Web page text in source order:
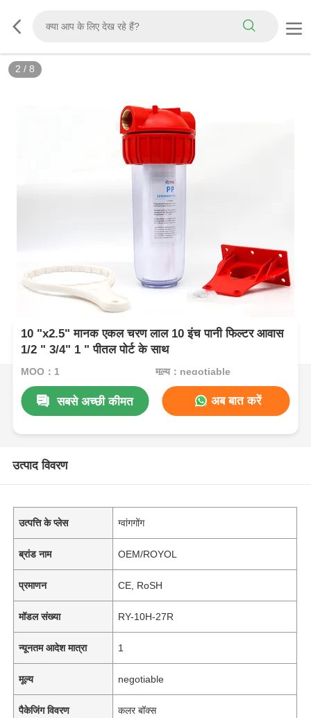
2 / 8
10 "x2.5" मानक एकल चरण लाल 10 इंच पानी फिल्टर आवास
1/2 " 3/4" 1 " पीतल पोर्ट के साथ
MOQ：1 मूल्य：negotiable
सबसे अच्छी कीमत अब बात करें
उत्पाद विवरण
उत्पत्ति के प्लेस ग्वांगगोंग
ब्रांड नाम OEM/ROYOL
प्रमाणन CE, RoSH
मॉडल संख्या RY-10H-27R
न्यूनतम आदेश मात्रा 1
मूल्य negotiable
पैकेजिंग विवरण कलर बॉक्स